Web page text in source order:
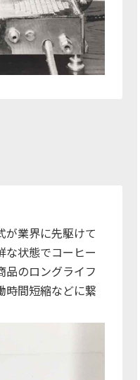
が業界に先駆けて
な状態でコーヒー
品のロングライフ
時間短縮などに繋